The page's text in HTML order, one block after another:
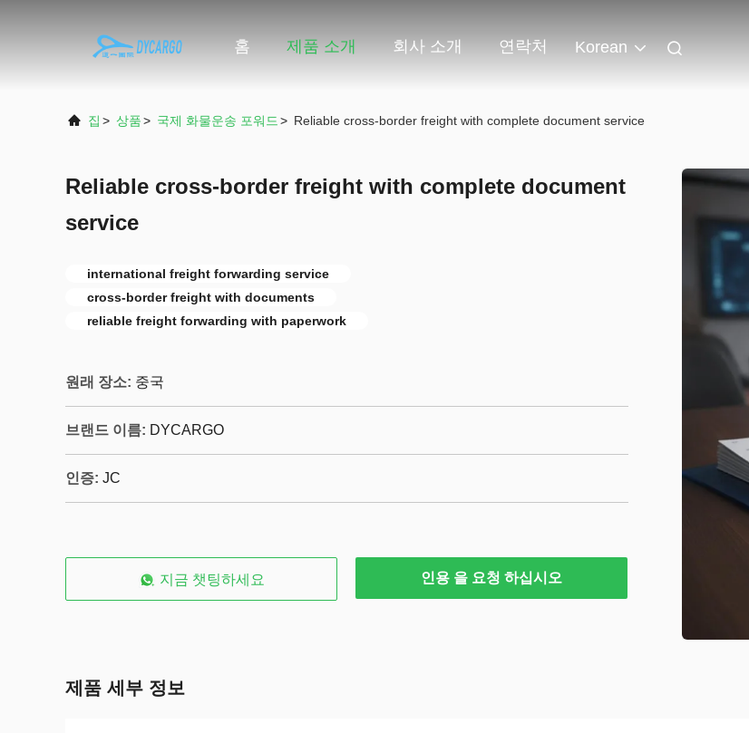
홈 제품 소개 회사 소개 연락처 Korean
집 > 상품> 국제 화물운송 포워드 > Reliable cross-border freight with complete document service
Reliable cross-border freight with complete document
service
international freight forwarding service
cross-border freight with documents
reliable freight forwarding with paperwork
원래 장소: 중국
브랜드 이름: DYCARGO
인증: JC
지금 챗팅하세요 인용 을 요청 하십시오
제품 세부 정보